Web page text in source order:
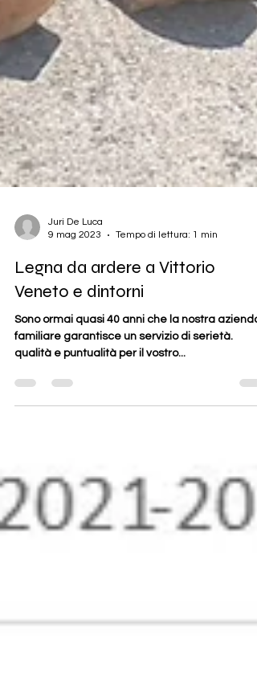
9 mag 2023
Tempo di lettura: 1 min
Legna da ardere a Vittorio
Veneto e dintorni
Sono ormai quasi 40 anni che la nostra azienda